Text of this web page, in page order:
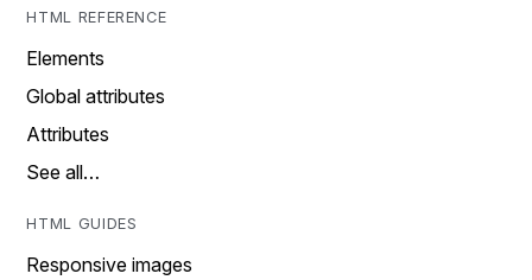
HTML REFERENCE
Elements
Global attributes
Attributes
See all…
HTML GUIDES
Responsive images